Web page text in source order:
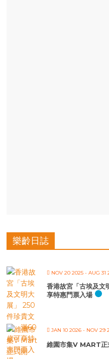
樂齡日誌
NOV 20 2025 - AUG 31
香港故宮「古埃及
享特惠門票入場
JAN 10 2026 - NOV 29
維園市集V MART